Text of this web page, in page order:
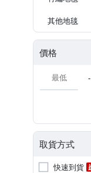
其他地毯
價格
-
取貨方式
快速到貨